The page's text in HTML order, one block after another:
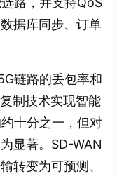
据库同步、订单
链路的丢包率和
制技术实现智能
十分之一，但对
显著。SD-WAN
转变为可预测、